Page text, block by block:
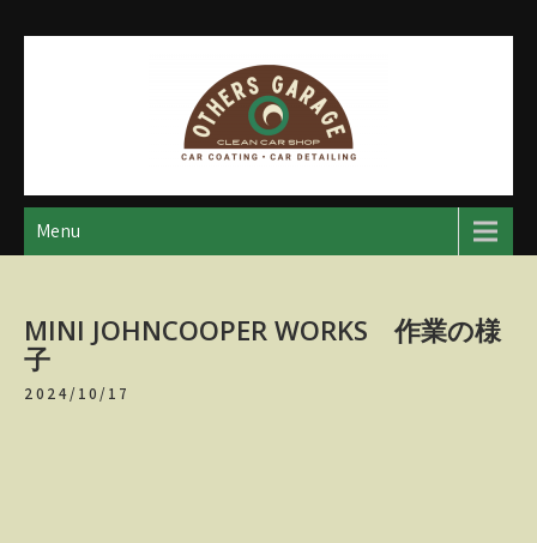
アザースガレージ
【神奈川・厚木・愛川】カーメンテナンス
Menu
MINI JOHNCOOPER WORKS 作業の様
子
2024/10/17